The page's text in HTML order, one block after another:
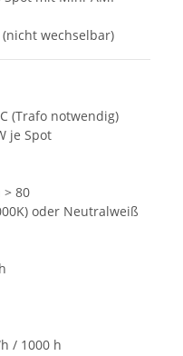
wechselbar)
(Trafo notwendig)
je Spot
> 80
oder Neutralweiß
/ 1000 h